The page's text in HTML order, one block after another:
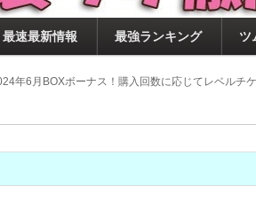
最速最新情報 最強ランキング ツ
年6月BOXボーナス！購入回数に応じてレベルチ